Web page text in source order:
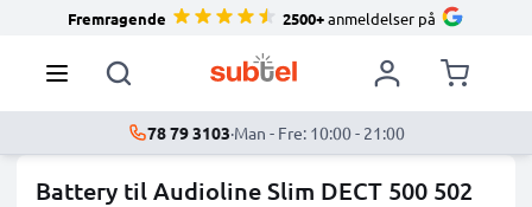
Fremragende 2500+anmeldelser på
78 79 3103·Man - Fre: 10:00 - 21:00
Battery til Audioline Slim DECT 500 502